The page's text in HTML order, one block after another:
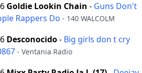
Goldie Lookin Chain - Guns Don't
Rappers Do - 140 WALCOLM
Desconocido- Big girls don t cry
- Ventania Radio